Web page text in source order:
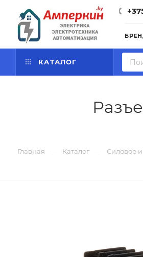
КАТАЛОГ
Главная — Каталог — Силовое